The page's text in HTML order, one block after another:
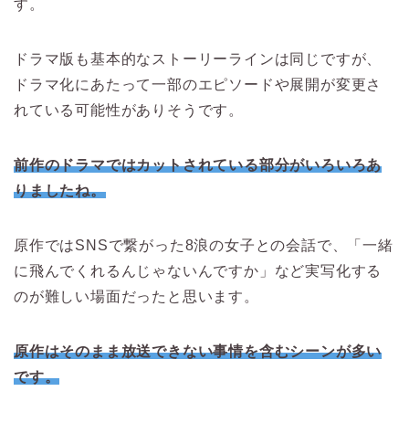
す。
ドラマ版も基本的なストーリーラインは同じですが、
ドラマ化にあたって一部のエピソードや展開が変更さ
れている可能性がありそうです。
前作のドラマではカットされている部分がいろいろあ
りましたね。
原作ではSNSで繋がった8浪の女子との会話で、「一緒
に飛んでくれるんじゃないんですか」など実写化する
のが難しい場面だったと思います。
原作はそのまま放送できない事情を含むシーンが多い
です。